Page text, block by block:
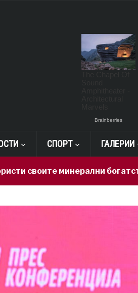
СПОРТ ГАЛЕРИИ
минерални богатства